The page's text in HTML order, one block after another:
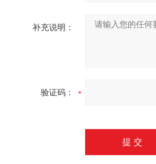
补充说明：
验证码：